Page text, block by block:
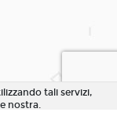
tali servizi,
nostra.